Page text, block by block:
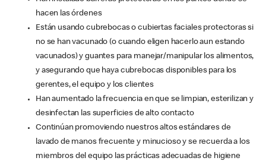
hacen las órdenes
Están usando cubrebocas o cubiertas faciales protectoras si
no se han vacunado (o cuando eligen hacerlo aun estando
vacunados) y guantes para manejar/manipular los alimentos,
y asegurando que haya cubrebocas disponibles para los
gerentes, el equipo y los clientes
Han aumentado la frecuencia en que se limpian, esterilizan y
desinfectan las superficies de alto contacto
Continúan promoviendo nuestros altos estándares de
lavado de manos frecuente y minucioso y se recuerda a los
miembros del equipo las prácticas adecuadas de higiene